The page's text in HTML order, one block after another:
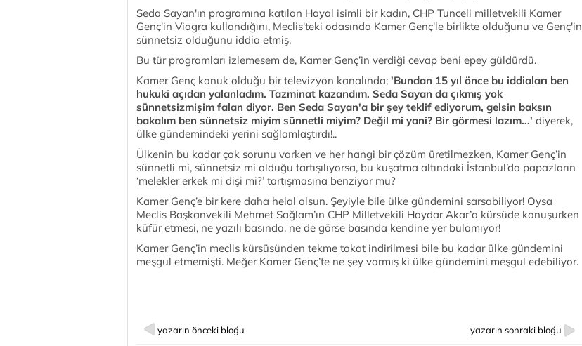
Seda Sayan'ın programına katılan Hayal isimli bir kadın, CHP Tunceli milletvekili Kamer
Genç'in Viagra kullandığını, Meclis'teki odasında Kamer Genç'le birlikte olduğunu ve Genç'in
sünnetsiz olduğunu iddia etmiş.
Bu tür programları izlemesem de, Kamer Genç’in verdiği cevap beni epey güldürdü.
Kamer Genç konuk olduğu bir televizyon kanalında; 'Bundan 15 yıl önce bu iddiaları ben
hukuki açıdan yalanladım. Tazminat kazandım. Seda Sayan da çıkmış yok
sünnetsizmişim falan diyor. Ben Seda Sayan'a bir şey teklif ediyorum, gelsin baksın
bakalım ben sünnetsiz miyim sünnetli miyim? Değil mi yani? Bir görmesi lazım...' diyerek,
ülke gündemindeki yerini sağlamlaştırdı!..
Ülkenin bu kadar çok sorunu varken ve her hangi bir çözüm üretilmezken, Kamer Genç’in
sünnetli mi, sünnetsiz mi olduğu tartışılıyorsa, bu kuşatma altındaki İstanbul’da papazların
‘melekler erkek mi dişi mi?’ tartışmasına benziyor mu?
Kamer Genç’e bir kere daha helal olsun. Şeyiyle bile ülke gündemini sarsabiliyor! Oysa
Meclis Başkanvekili Mehmet Sağlam’ın CHP Milletvekili Haydar Akar’a kürsüde konuşurken
küfür etmesi, ne yazılı basında, ne de görse basında kendine yer bulamıyor!
Kamer Genç’in meclis kürsüsünden tekme tokat indirilmesi bile bu kadar ülke gündemini
meşgul etmemişti. Meğer Kamer Genç’te ne şey varmış ki ülke gündemini meşgul edebiliyor.
yazarın önceki bloğu yazarın sonraki bloğu